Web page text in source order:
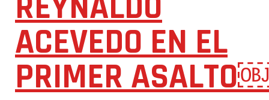
ACEVEDO EN EL
PRIMER